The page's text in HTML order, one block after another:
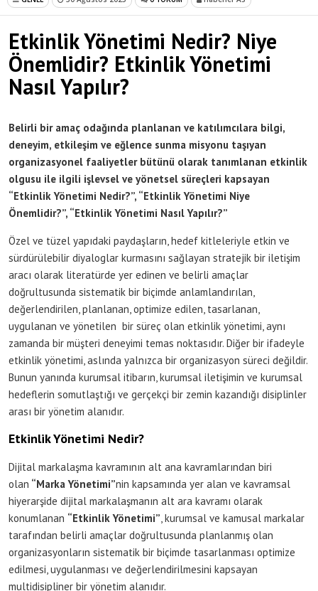
Etkinlik Yönetimi Nedir? Niye
Önemlidir? Etkinlik Yönetimi
Nasıl Yapılır?
Belirli bir amaç odağında planlanan ve katılımcılara bilgi,
deneyim, etkileşim ve eğlence sunma misyonu taşıyan
organizasyonel faaliyetler bütünü olarak tanımlanan etkinlik
olgusu ile ilgili işlevsel ve yönetsel süreçleri kapsayan
“Etkinlik Yönetimi Nedir?”, “Etkinlik Yönetimi Niye
Önemlidir?”, “Etkinlik Yönetimi Nasıl Yapılır?”
Özel ve tüzel yapıdaki paydaşların, hedef kitleleriyle etkin ve
sürdürülebilir diyaloglar kurmasını sağlayan stratejik bir iletişim
aracı olarak literatürde yer edinen ve belirli amaçlar
doğrultusunda sistematik bir biçimde anlamlandırılan,
değerlendirilen, planlanan, optimize edilen, tasarlanan,
uygulanan ve yönetilen bir süreç olan etkinlik yönetimi, aynı
zamanda bir müşteri deneyimi temas noktasıdır. Diğer bir ifadeyle
etkinlik yönetimi, aslında yalnızca bir organizasyon süreci değildir.
Bunun yanında kurumsal itibarın, kurumsal iletişimin ve kurumsal
hedeflerin somutlaştığı ve gerçekçi bir zemin kazandığı disiplinler
arası bir yönetim alanıdır.
Etkinlik Yönetimi Nedir?
Dijital markalaşma kavramının alt ana kavramlarından biri
olan “Marka Yönetimi”nin kapsamında yer alan ve kavramsal
hiyerarşide dijital markalaşmanın alt ara kavramı olarak
konumlanan “Etkinlik Yönetimi” , kurumsal ve kamusal markalar
tarafından belirli amaçlar doğrultusunda planlanmış olan
organizasyonların sistematik bir biçimde tasarlanması optimize
edilmesi, uygulanması ve değerlendirilmesini kapsayan
multidisipliner bir yönetim alanıdır.